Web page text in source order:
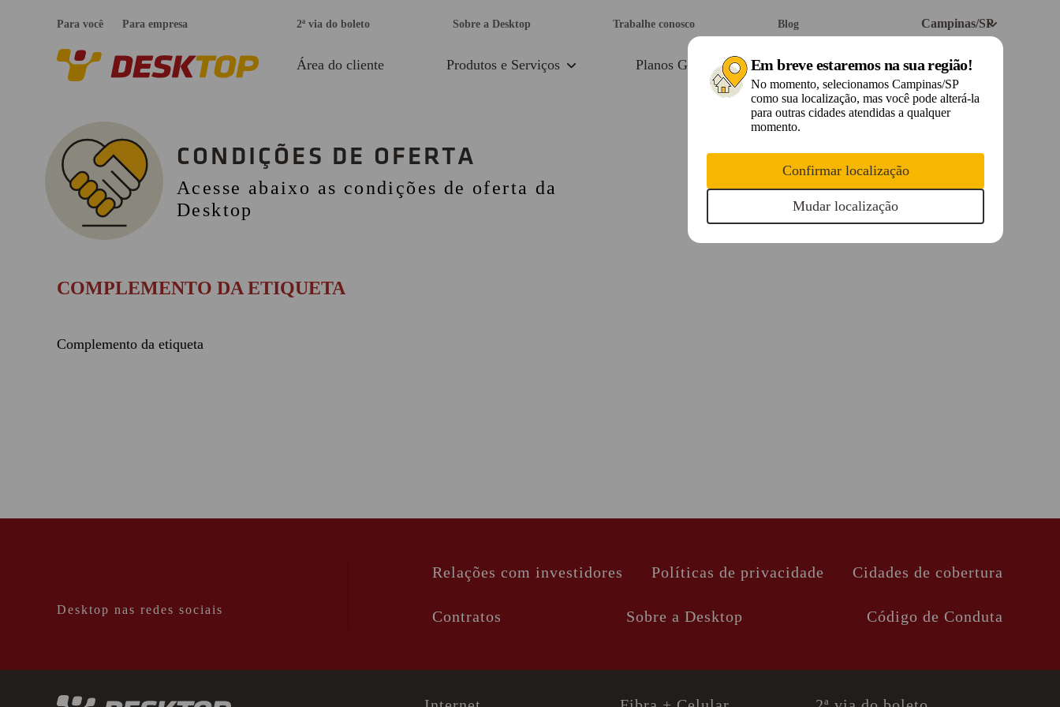
Campinas/SP
Em breve estaremos na sua região!
No momento, selecionamos Campinas/SP
como sua localização, mas você pode alterá-la
para outras cidades atendidas a qualquer
momento.
Confirmar localização
Mudar localização
Área do cliente Produtos e Serviços Planos Giga TV
Para você Para empresa 2ª via do boleto Sobre a Desktop Trabalhe conosco Blog
Contrate online
CONDIÇÕES DE OFERTA
Acesse abaixo as condições de oferta da
Desktop
COMPLEMENTO DA ETIQUETA
Complemento da etiqueta
Desktop nas redes sociais
Relações com investidores Políticas de privacidade Cidades de cobertura
Contratos Sobre a Desktop Código de Conduta